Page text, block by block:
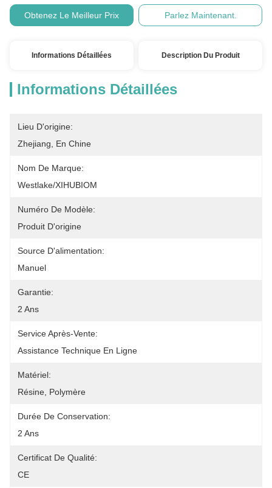
Obtenez Le Meilleur Prix Parlez Maintenant.
Informations Détaillées Description Du Produit
Informations Détaillées
Lieu D'origine:
Zhejiang, En Chine
Nom De Marque:
Westlake/XIHUBIOM
Numéro De Modèle:
Produit D'origine
Source D'alimentation:
Manuel
Garantie:
2 Ans
Service Après-Vente:
Assistance Technique En Ligne
Matériel:
Résine, Polymère
Durée De Conservation:
2 Ans
Certificat De Qualité:
CE